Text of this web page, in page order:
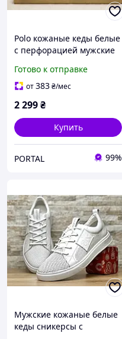
Polo кожаные кеды белые
с перфорацией мужские
Готово к отправке
от383₴/мес
2 299₴
Купить
PORTAL 99%
Мужские кожаные белые
кеды сникерсы с